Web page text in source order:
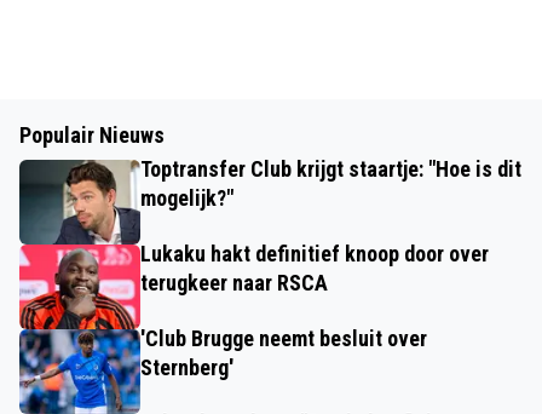
Populair Nieuws
Toptransfer Club krijgt staartje: "Hoe is dit
mogelijk?"
Lukaku hakt definitief knoop door over
terugkeer naar RSCA
'Club Brugge neemt besluit over
Sternberg'